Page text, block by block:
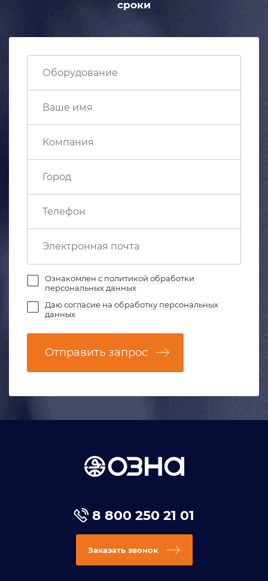
сроки
Ознакомлен с политикой обработки
персональных данных
Даюсогласие на обработку персональных
данных
Отправить запрос
8 800 250 21 01
Заказать звонок